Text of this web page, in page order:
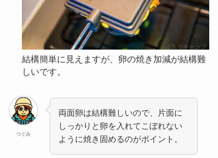
結構簡単に見えますが、卵の焼き加減が結構難
しいです。
つぐみ
両面卵は結構難しいので、片面に
しっかりと卵を入れてこぼれない
ように焼き固めるのがポイント。